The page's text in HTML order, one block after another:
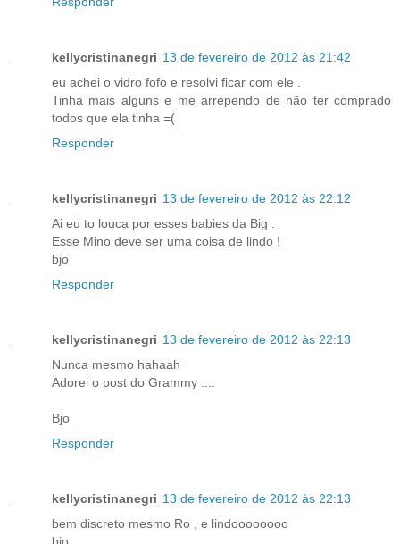
kellycristinanegri 13 de fevereiro de 2012 às 21:42
eu achei o vidro fofo e resolvi ficar com ele .
Tinha mais alguns e me arrependo de não ter comprado
todos que ela tinha =(
Responder
kellycristinanegri 13 de fevereiro de 2012 às 22:12
Ai eu to louca por esses babies da Big .
Esse Mino deve ser uma coisa de lindo !
bjo
Responder
kellycristinanegri 13 de fevereiro de 2012 às 22:13
Nunca mesmo hahaah
Adorei o post do Grammy ....
Bjo
Responder
kellycristinanegri 13 de fevereiro de 2012 às 22:13
bem discreto mesmo Ro , e lindoooooooo